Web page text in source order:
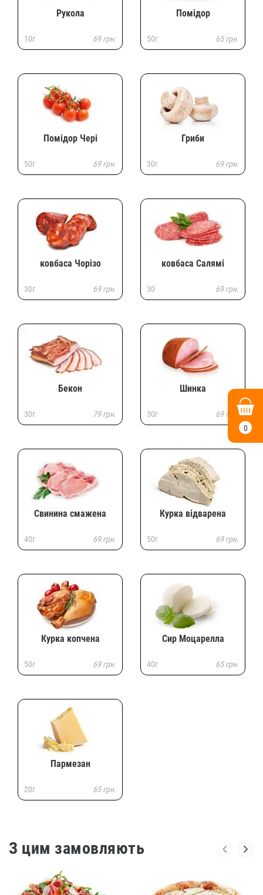
0
Рукола
10г 69 грн.
Помідор
50г 65 грн.
Помідор Чері
50г 69 грн.
Гриби
30г 69 грн.
ковбаса Чорізо
30г 69 грн.
ковбаса Салямі
30 69 грн.
Бекон
30г 79 грн.
Шинка
30г 69 грн.
Свинина смажена
40г 69 грн.
Курка відварена
50г 69 грн.
Курка копчена
50г 69 грн.
Сир Моцарелла
40г 65 грн.
Пармезан
20г 65 грн.
З цим замовляють